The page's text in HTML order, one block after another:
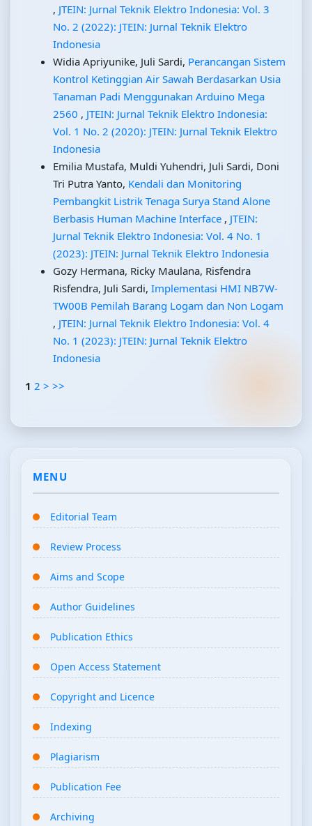
, JTEIN: Jurnal Teknik Elektro Indonesia: Vol. 3
No. 2 (2022): JTEIN: Jurnal Teknik Elektro
Indonesia
Widia Apriyunike, Juli Sardi, Perancangan Sistem
Kontrol Ketinggian Air Sawah Berdasarkan Usia
Tanaman Padi Menggunakan Arduino Mega
2560 , JTEIN: Jurnal Teknik Elektro Indonesia:
Vol. 1 No. 2 (2020): JTEIN: Jurnal Teknik Elektro
Indonesia
Emilia Mustafa, Muldi Yuhendri, Juli Sardi, Doni
Tri Putra Yanto, Kendali dan Monitoring
Pembangkit Listrik Tenaga Surya Stand Alone
Berbasis Human Machine Interface , JTEIN:
Jurnal Teknik Elektro Indonesia: Vol. 4 No. 1
(2023): JTEIN: Jurnal Teknik Elektro Indonesia
Gozy Hermana, Ricky Maulana, Risfendra
Risfendra, Juli Sardi, Implementasi HMI NB7W-
TW00B Pemilah Barang Logam dan Non Logam
, JTEIN: Jurnal Teknik Elektro Indonesia: Vol. 4
No. 1 (2023): JTEIN: Jurnal Teknik Elektro
Indonesia
1 2 > >>
MENU
Editorial Team
Review Process
Aims and Scope
Author Guidelines
Publication Ethics
Open Access Statement
Copyright and Licence
Indexing
Plagiarism
Publication Fee
Archiving